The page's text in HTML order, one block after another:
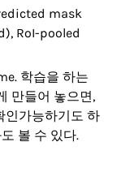
mask
RoI-pooled
학습을 하는
만들어 놓으면,
인가능하기도 하
볼 수 있다.